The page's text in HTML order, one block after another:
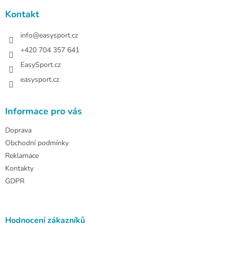
Kontakt
info@easysport.cz
+420 704 357 641
EasySport.cz
easysport.cz
Informace pro vás
Doprava
Obchodní podmínky
Reklamace
Kontakty
GDPR
Hodnocení zákazníků